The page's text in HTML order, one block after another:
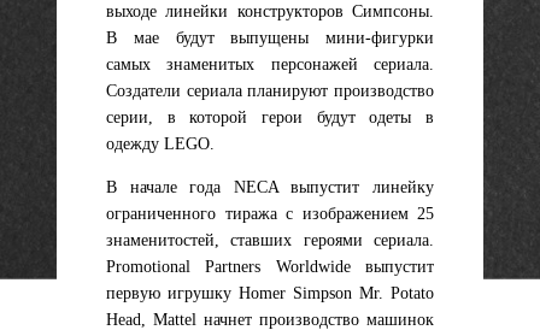
выходе линейки конструкторов Симпсоны.
В мае будут выпущены мини-фигурки
самых знаменитых персонажей сериала.
Создатели сериала планируют производство
серии, в которой герои будут одеты в
одежду LEGO.
В начале года NECA выпустит линейку
ограниченного тиража с изображением 25
знаменитостей, ставших героями сериала.
Promotional Partners Worldwide выпустит
первую игрушку Homer Simpson Mr. Potato
Head, Mattel начнет производство машинок